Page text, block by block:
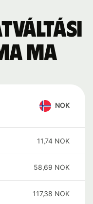
ma
NOK
11,74 NOK
58,69 NOK
117,38 NOK